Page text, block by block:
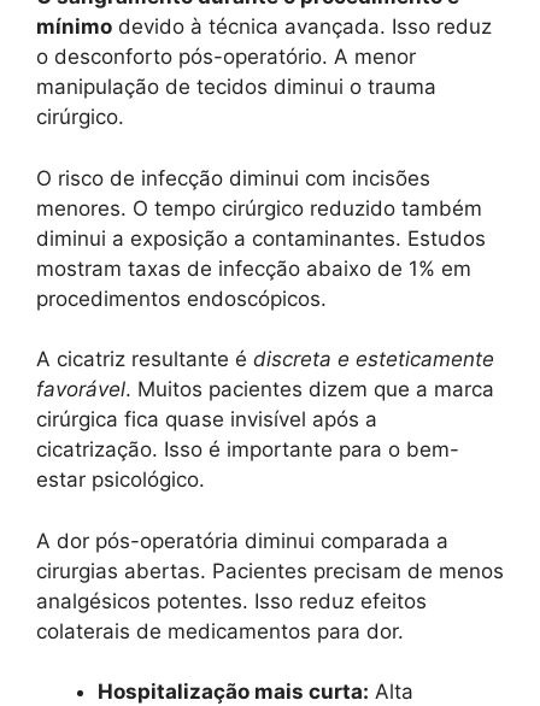
mínimo devido à técnica avançada. Isso reduz
o desconforto pós-operatório. A menor
manipulação de tecidos diminui o trauma
cirúrgico.
O risco de infecção diminui com incisões
menores. O tempo cirúrgico reduzido também
diminui a exposição a contaminantes. Estudos
mostram taxas de infecção abaixo de 1% em
procedimentos endoscópicos.
A cicatriz resultante é discreta e esteticamente
favorável. Muitos pacientes dizem que a marca
cirúrgica fica quase invisível após a
cicatrização. Isso é importante para o bem-
estar psicológico.
A dor pós-operatória diminui comparada a
cirurgias abertas. Pacientes precisam de menos
analgésicos potentes. Isso reduz efeitos
colaterais de medicamentos para dor.
Hospitalização mais curta: Alta